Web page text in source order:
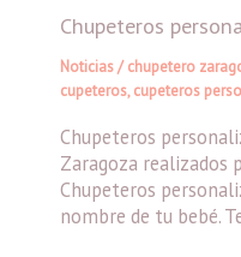
Chupeteros
Noticias/chupetero
cupeteros,cupeteros
Chupeteros
Zaragoza realizados
Chupeteros
nombre de tu bebé.